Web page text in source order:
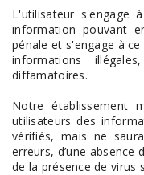
L'utilisateur s'engage
information pouvant
pénale et s'engage à
informations
diffamatoires.
Notre
utilisateurs des
vérifiés, mais ne
erreurs, d’une
de la présence de virus